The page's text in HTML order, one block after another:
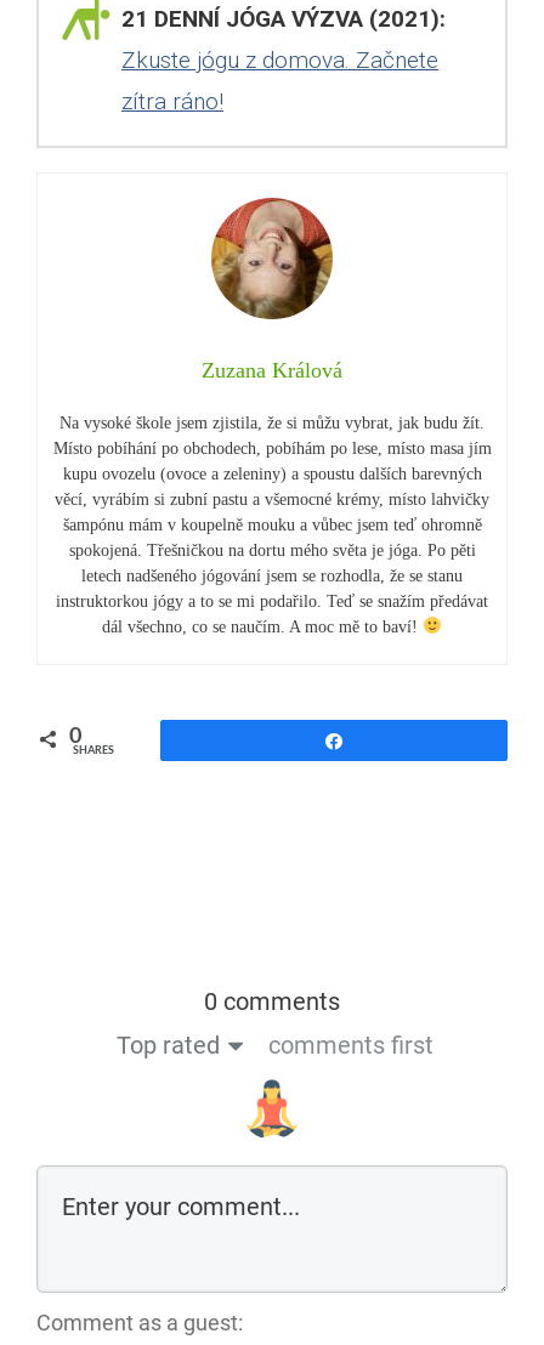
21 DENNÍ JÓGA VÝZVA (2021):
Zkuste jógu z domova. Začnete
zítra ráno!
Zuzana Králová
Na vysoké škole jsem zjistila, že si můžu vybrat, jak budu žít.
Místo pobíhání po obchodech, pobíhám po lese, místo masa jím
kupu ovozelu (ovoce a zeleniny) a spoustu dalších barevných
věcí, vyrábím si zubní pastu a všemocné krémy, místo lahvičky
šampónu mám v koupelně mouku a vůbec jsem teď ohromně
spokojená. Třešničkou na dortu mého světa je jóga. Po pěti
letech nadšeného jógování jsem se rozhodla, že se stanu
instruktorkou jógy a to se mi podařilo. Teď se snažím předávat
dál všechno, co se naučím. A moc mě to baví!
0
SHARES
0 comments
Top rated
comments first
Comment as a guest: